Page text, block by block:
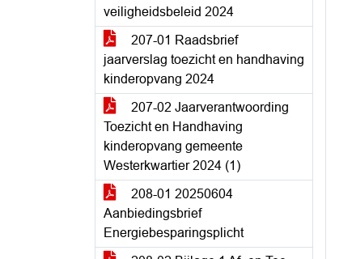
veiligheidsbeleid 2024
207-01 Raadsbrief
jaarverslag toezicht en handhaving
kinderopvang 2024
207-02 Jaarverantwoording
Toezicht en Handhaving
kinderopvang gemeente
Westerkwartier 2024 (1)
208-01 20250604
Aanbiedingsbrief
Energiebesparingsplicht